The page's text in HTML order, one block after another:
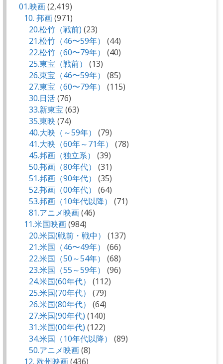
01.映画(2,419)
10. 邦画(971)
20.松竹（戦前) (23)
21.松竹（46〜59年）
(44)
22.松竹（60〜79年）
(40)
25.東宝（戦前）
(13)
26.東宝（46〜59年）
(85)
27.東宝（60〜79年）
(115)
30.日活(76)
33.新東宝 (63)
35.東映 (74)
40.大映（～59年）
(79)
41.大映（60年～71年）
(78)
45.邦画（独立系）
(39)
50.邦画（80年代）
(31)
51.邦画（90年代）
(35)
52.邦画（00年代）
(64)
53.邦画（10年代以降）
(71)
81.アニメ映画(46)
11.米国映画(984)
20.米国(戦前・戦中）
(137)
21.米国（46〜49年）
(66)
22.米国（50～54年）
(68)
23.米国（55～59年）
(96)
24.米国(60年代）
(112)
25.米国(70年代）
(79)
26.米国(80年代）
(64)
27.米国(90年代) (140)
31.米国(00年代) (122)
34.米国（10年代以降）
(89)
50.アニメ映画(8)
12. 欧州映画(436)